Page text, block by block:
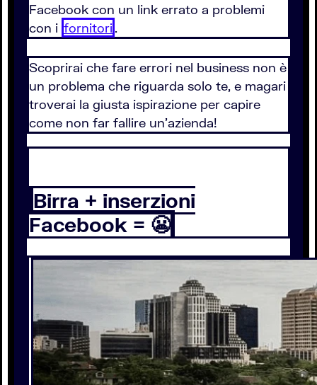
Facebook con un link errato a problemi
con i fornitori.
Scoprirai che fare errori nel business non è
un problema che riguarda solo te, e magari
troverai la giusta ispirazione per capire
come non far fallire un’azienda!
Birra + inserzioni
Facebook = 😬